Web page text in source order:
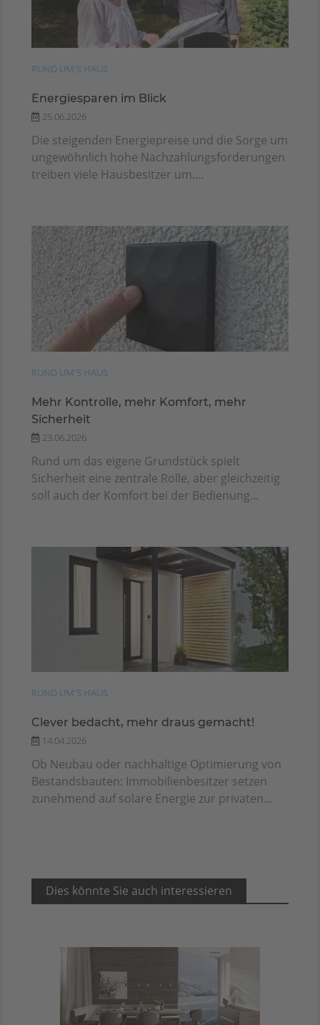
RUND UM'S HAUS
Energiesparen im Blick
25.06.2026
Die steigenden Energiepreise und die Sorge um
ungewöhnlich hohe Nachzahlungsforderungen
treiben viele Hausbesitzer um....
RUND UM'S HAUS
Mehr Kontrolle, mehr Komfort, mehr
Sicherheit
23.06.2026
Rund um das eigene Grundstück spielt
Sicherheit eine zentrale Rolle, aber gleichzeitig
soll auch der Komfort bei der Bedienung...
RUND UM'S HAUS
Clever bedacht, mehr draus gemacht!
14.04.2026
Ob Neubau oder nachhaltige Optimierung von
Bestandsbauten: Immobilienbesitzer setzen
zunehmend auf solare Energie zur privaten...
Dies könnte Sie auch interessieren